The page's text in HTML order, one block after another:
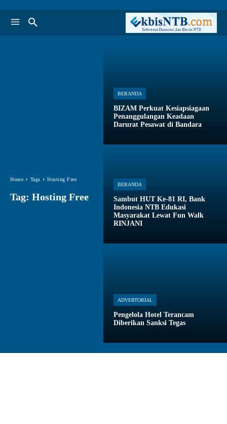
Home Tags Hosting Free
Tag: Hosting Free
BERANDA
BIZAM Perkuat Kesiapsiagaan
Penanggulangan Keadaan
Darurat Pesawat di Bandara
BERANDA
Sambut HUT Ke-81 RI, Bank
Indonesia NTB Edukasi
Masyarakat Lewat Fun Walk
RINJANI
ADVERTORIAL
Pengelola Hotel Terancam
Diberikan Sanksi Tegas